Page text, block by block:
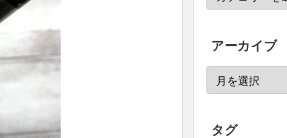
アーカイブ
タグ